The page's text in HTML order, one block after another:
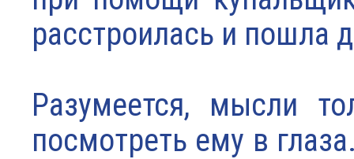
расстроилась и пошла
Разумеется, мысли
посмотреть ему в